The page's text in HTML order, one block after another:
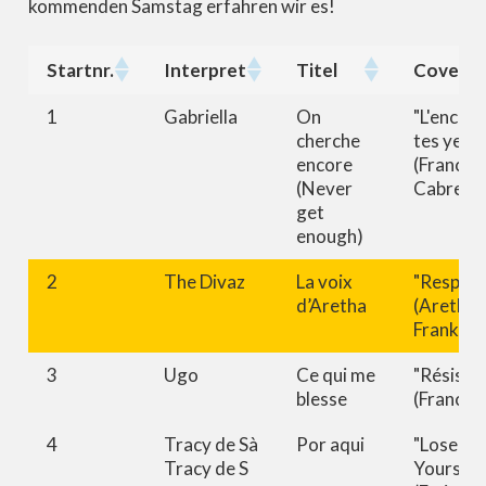
kommenden Samstag erfahren wir es!
Startnr. Interpret Titel
Startnr.
Interpret Titel
1 Gabriella
On
cherche
encore
(Never
get
enough)
"L'encre
tes
(Francis
Cabrel)
2 The Divaz
La voix
d’Aretha
(Aretha
Franklin)
3
Ugo
Ce qui me
blesse
"Résiste"
(France
4
Tracy de Sà
Tracy de S
Por aqui
"Lose